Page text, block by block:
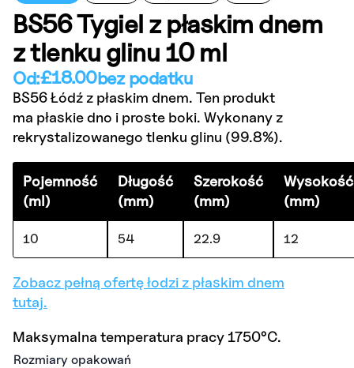
BS56 Tygiel z płaskim dnem
z tlenku glinu 10 ml
Od:£18.00bez podatku
BS56 Łódź z płaskim dnem. Ten produkt
ma płaskie dno i proste boki. Wykonany z
rekrystalizowanego tlenku glinu (99.8%).
Pojemność
(ml)
Długość
(mm)
Szerokość
(mm)
Wysokość
(mm)
10 54 22.9 12
Zobacz pełną ofertę łodzi z płaskim dnem
tutaj.
Maksymalna temperatura pracy 1750°C.
Rozmiary opakowań